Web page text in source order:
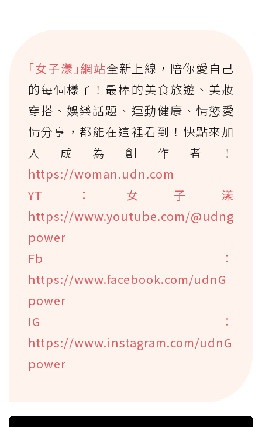
｢女子漾｣網站全新上線，陪你愛自己
的每個樣子！最棒的美食旅遊、美妝
穿搭、娛樂話題、運動健康、情慾愛
情分享，都能在這裡看到！快點來加
入成為創作者！
https://woman.udn.com
YT：女子漾
https://www.youtube.com/@udng
power
Fb：
https://www.facebook.com/udnG
power
IG：
https://www.instagram.com/udnG
power